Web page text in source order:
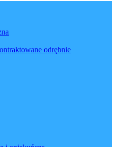
odrębnie